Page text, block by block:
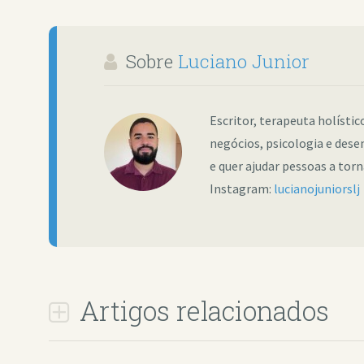
Sobre Luciano Junior
Escritor, terapeuta
negócios, psicologia e
e quer ajudar pessoas a
Instagram: lucianojuniorslj
Artigos relacionados